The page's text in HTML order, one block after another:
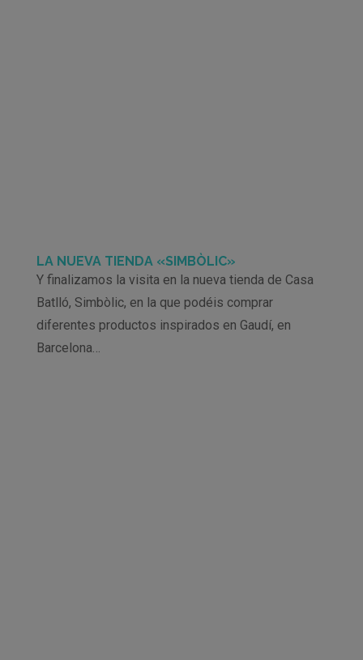
LA NUEVA TIENDA «SIMBÒLIC»
Y finalizamos la visita en la nueva tienda de Casa
Batlló, Simbòlic, en la que podéis comprar
diferentes productos inspirados en Gaudí, en
Barcelona…